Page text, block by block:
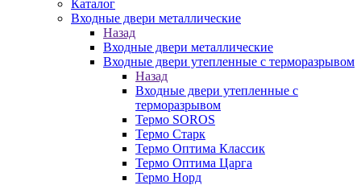
Каталог
Входные двери металлические
Назад
Входные двери металлические
Входные двери утепленные с терморазрывом
Назад
Входные двери утепленные с
терморазрывом
Термо SOROS
Термо Старк
Термо Оптима Классик
Термо Оптима Царга
Термо Норд